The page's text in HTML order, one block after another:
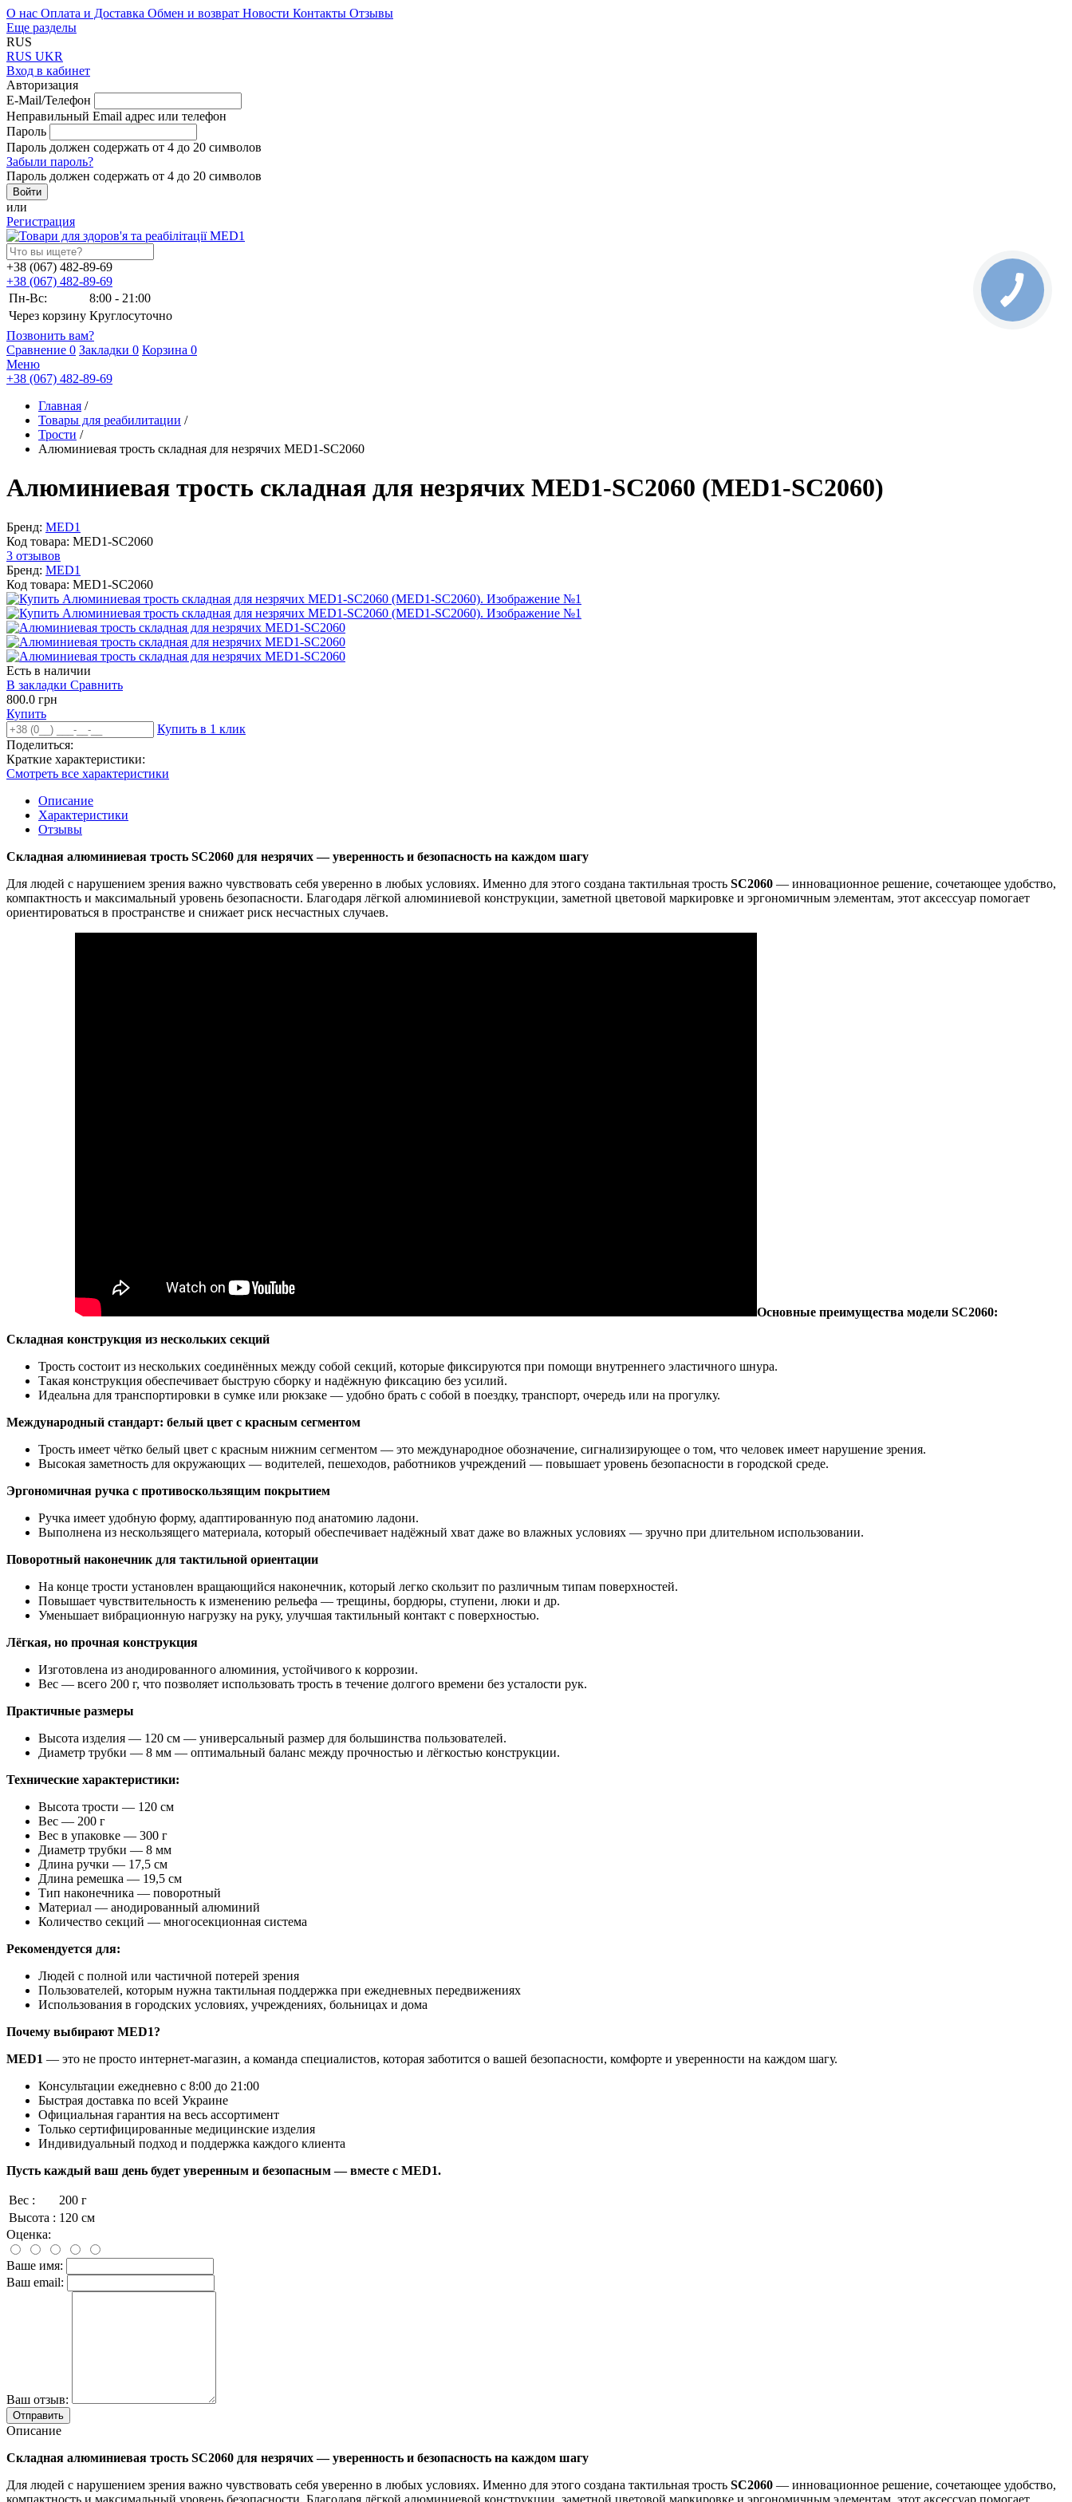
О нас Оплата и Доставка Обмен и возврат Новости Контакты Отзывы
Еще разделы
RUS
RUS UKR
Вход в кабинет
Авторизация
E-Mail/Телефон
Неправильный Email адрес или телефон
Пароль
Пароль должен содержать от 4 до 20 символов
Забыли пароль?
Пароль должен содержать от 4 до 20 символов
или
Регистрация
+38 (067) 482-89-69
+38 (067) 482-89-69
Пн-Вс:
8:00 - 21:00
Через корзину Круглосуточно
Позвонить вам?
Сравнение 0 Закладки 0 Корзина 0
Меню
+38 (067) 482-89-69
Главная /
Товары для реабилитации /
Трости /
Алюминиевая трость складная для незрячих MED1-SC2060
Алюминиевая трость складная для незрячих MED1-SC2060 (MED1-SC2060)
Бренд: MED1
Код товара: MED1-SC2060
3 отзывов
Бренд: MED1
Код товара: MED1-SC2060
Есть в наличии
В закладки Сравнить
800.0 грн
Купить
Купить в 1 клик
Поделиться:
Краткие характеристики:
Смотреть все характеристики
Описание
Характеристики
Отзывы
Складная алюминиевая трость SC2060 для незрячих — уверенность и безопасность на каждом шагу
Для людей с нарушением зрения важно чувствовать себя уверенно в любых условиях. Именно для этого создана тактильная трость SC2060 — инновационное решение, сочетающее удобство,
компактность и максимальный уровень безопасности. Благодаря лёгкой алюминиевой конструкции, заметной цветовой маркировке и эргономичным элементам, этот аксессуар помогает
ориентироваться в пространстве и снижает риск несчастных случаев.
Основные преимущества модели SC2060:
Складная конструкция из нескольких секций
Трость состоит из нескольких соединённых между собой секций, которые фиксируются при помощи внутреннего эластичного шнура.
Такая конструкция обеспечивает быструю сборку и надёжную фиксацию без усилий.
Идеальна для транспортировки в сумке или рюкзаке — удобно брать с собой в поездку, транспорт, очередь или на прогулку.
Международный стандарт: белый цвет с красным сегментом
Трость имеет чётко белый цвет с красным нижним сегментом — это международное обозначение, сигнализирующее о том, что человек имеет нарушение зрения.
Высокая заметность для окружающих — водителей, пешеходов, работников учреждений — повышает уровень безопасности в городской среде.
Эргономичная ручка с противоскользящим покрытием
Ручка имеет удобную форму, адаптированную под анатомию ладони.
Выполнена из нескользящего материала, который обеспечивает надёжный хват даже во влажных условиях — зручно при длительном использовании.
Поворотный наконечник для тактильной ориентации
На конце трости установлен вращающийся наконечник, который легко скользит по различным типам поверхностей.
Повышает чувствительность к изменению рельефа — трещины, бордюры, ступени, люки и др.
Уменьшает вибрационную нагрузку на руку, улучшая тактильный контакт с поверхностью.
Лёгкая, но прочная конструкция
Изготовлена из анодированного алюминия, устойчивого к коррозии.
Вес — всего 200 г, что позволяет использовать трость в течение долгого времени без усталости рук.
Практичные размеры
Высота изделия — 120 см — универсальный размер для большинства пользователей.
Диаметр трубки — 8 мм — оптимальный баланс между прочностью и лёгкостью конструкции.
Технические характеристики:
Высота трости — 120 см
Вес — 200 г
Вес в упаковке — 300 г
Диаметр трубки — 8 мм
Длина ручки — 17,5 см
Длина ремешка — 19,5 см
Тип наконечника — поворотный
Материал — анодированный алюминий
Количество секций — многосекционная система
Рекомендуется для:
Людей с полной или частичной потерей зрения
Пользователей, которым нужна тактильная поддержка при ежедневных передвижениях
Использования в городских условиях, учреждениях, больницах и дома
Почему выбирают MED1?
MED1 — это не просто интернет-магазин, а команда специалистов, которая заботится о вашей безопасности, комфорте и уверенности на каждом шагу.
Консультации ежедневно с 8:00 до 21:00
Быстрая доставка по всей Украине
Официальная гарантия на весь ассортимент
Только сертифицированные медицинские изделия
Индивидуальный подход и поддержка каждого клиента
Пусть каждый ваш день будет уверенным и безопасным — вместе с MED1.
Вес :
200 г
Высота : 120 см
Оценка:
Ваше имя:
Ваш email:
Ваш отзыв:
Описание
Складная алюминиевая трость SC2060 для незрячих — уверенность и безопасность на каждом шагу
Для людей с нарушением зрения важно чувствовать себя уверенно в любых условиях. Именно для этого создана тактильная трость SC2060 — инновационное решение, сочетающее удобство,
компактность и максимальный уровень безопасности. Благодаря лёгкой алюминиевой конструкции, заметной цветовой маркировке и эргономичным элементам, этот аксессуар помогает